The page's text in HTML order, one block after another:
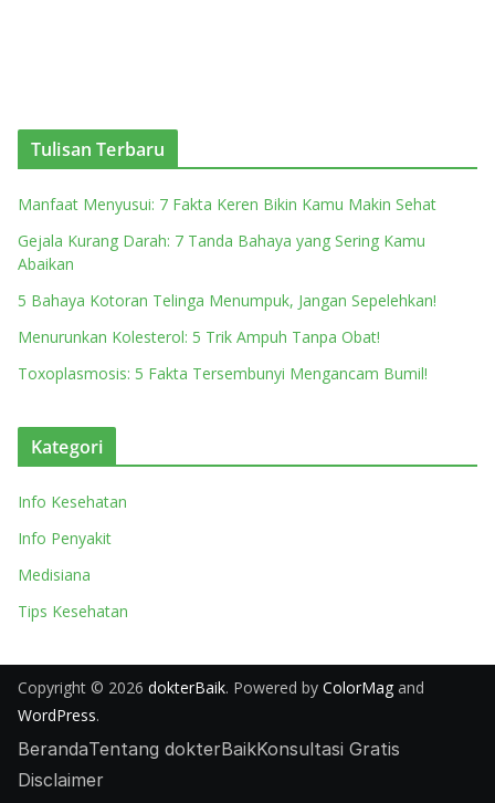
Tulisan Terbaru
Manfaat Menyusui: 7 Fakta Keren Bikin Kamu Makin Sehat
Gejala Kurang Darah: 7 Tanda Bahaya yang Sering Kamu
Abaikan
5 Bahaya Kotoran Telinga Menumpuk, Jangan Sepelehkan!
Menurunkan Kolesterol: 5 Trik Ampuh Tanpa Obat!
Toxoplasmosis: 5 Fakta Tersembunyi Mengancam Bumil!
Kategori
Info Kesehatan
Info Penyakit
Medisiana
Tips Kesehatan
Copyright © 2026 dokterBaik. Powered by ColorMag and
WordPress.
BerandaTentang dokterBaikKonsultasi Gratis
Disclaimer